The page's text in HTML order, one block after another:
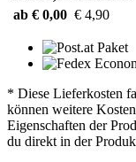
ab € 0,00 € 4,90
* Diese Lieferkosten
können weitere
Eigenschaften der
du direkt in der